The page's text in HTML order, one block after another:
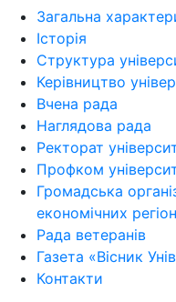
Загальна
Історія
Структура
Керівництво
Вчена рада
Наглядова рада
Ректорат
Профком
Громадська
економічних
Рада ветеранів
Газета «Вісник
Контакти